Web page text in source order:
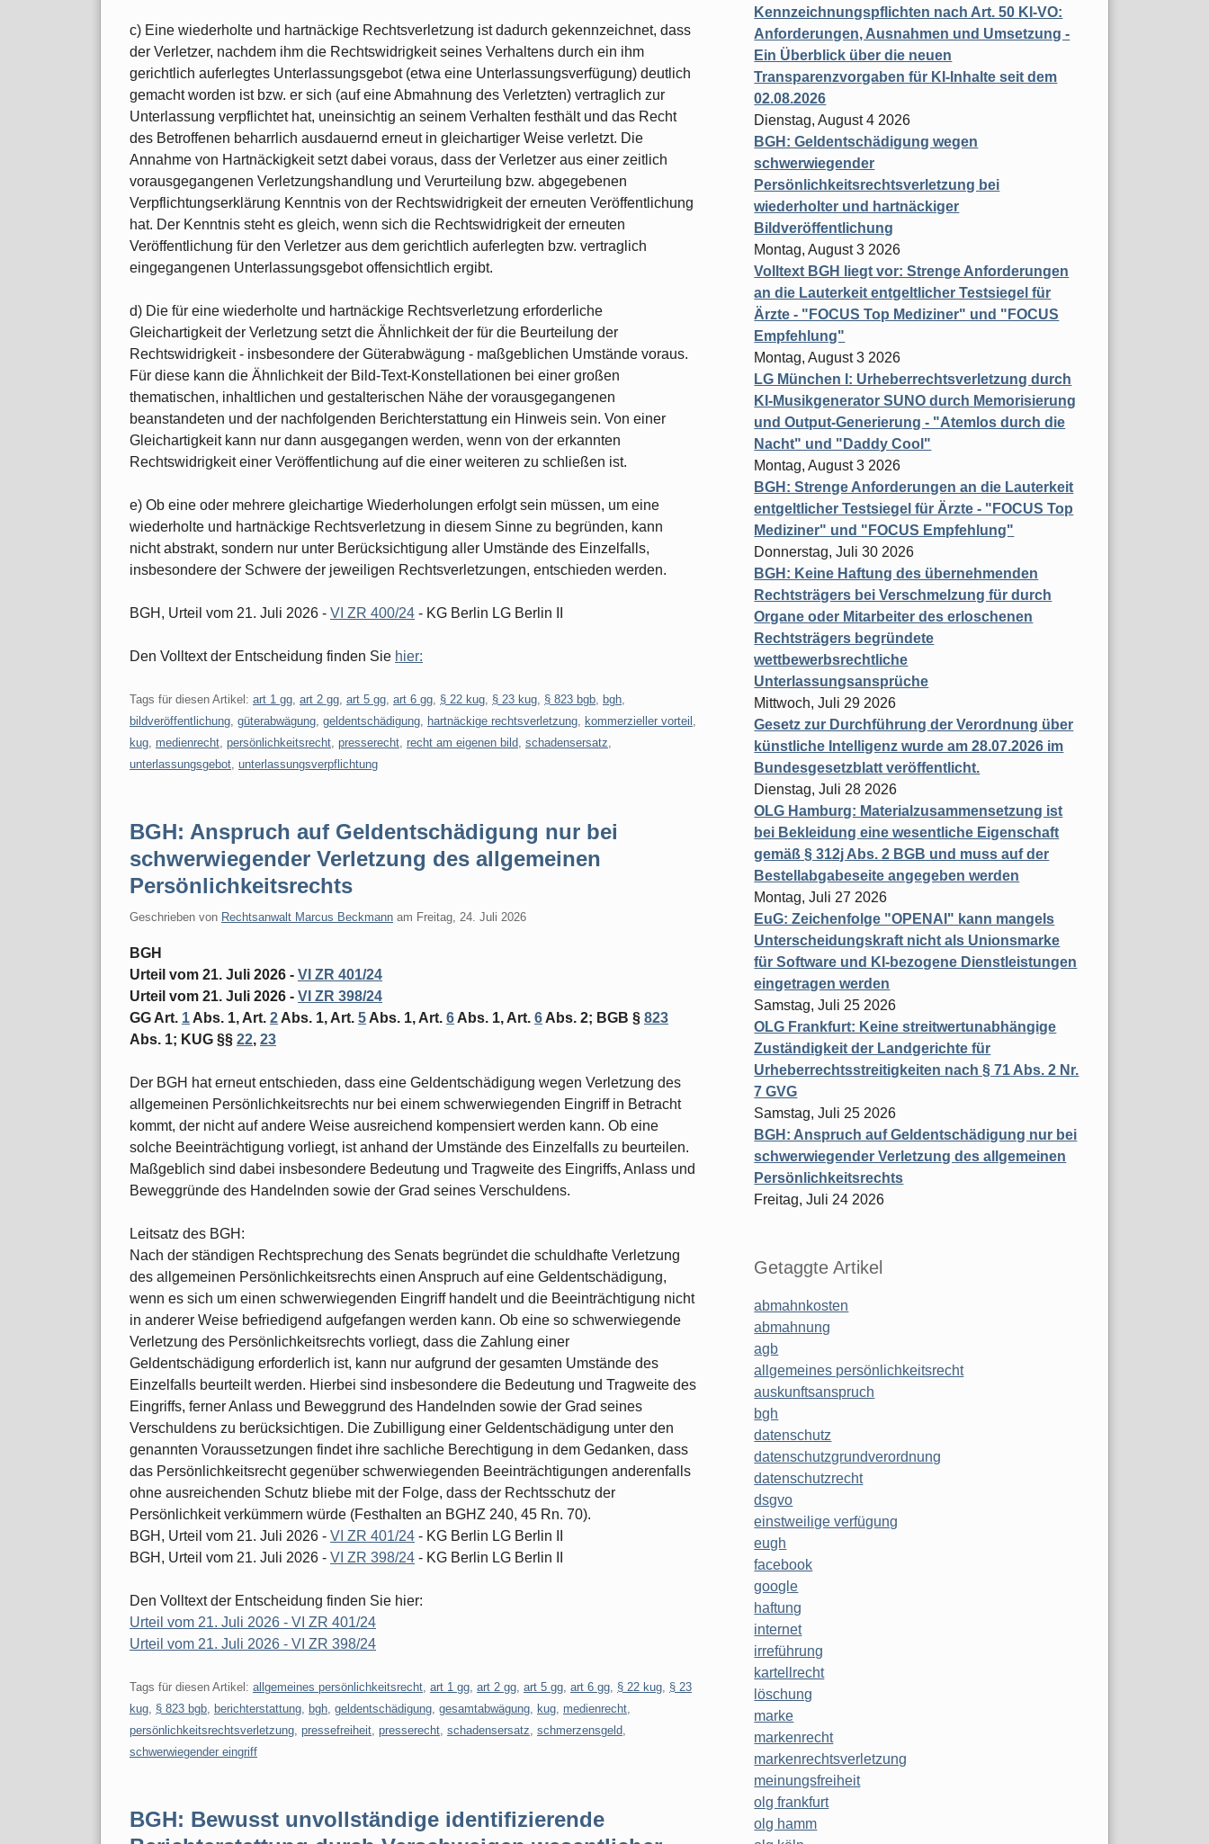
c) Eine wiederholte und hartnäckige Rechtsverletzung ist dadurch gekennzeichnet, dass
der Verletzer, nachdem ihm die Rechtswidrigkeit seines Verhaltens durch ein ihm
gerichtlich auferlegtes Unterlassungsgebot (etwa eine Unterlassungsverfügung) deutlich
gemacht worden ist bzw. er sich (auf eine Abmahnung des Verletzten) vertraglich zur
Unterlassung verpflichtet hat, uneinsichtig an seinem Verhalten festhält und das Recht
des Betroffenen beharrlich ausdauernd erneut in gleichartiger Weise verletzt. Die
Annahme von Hartnäckigkeit setzt dabei voraus, dass der Verletzer aus einer zeitlich
vorausgegangenen Verletzungshandlung und Verurteilung bzw. abgegebenen
Verpflichtungserklärung Kenntnis von der Rechtswidrigkeit der erneuten Veröffentlichung
hat. Der Kenntnis steht es gleich, wenn sich die Rechtswidrigkeit der erneuten
Veröffentlichung für den Verletzer aus dem gerichtlich auferlegten bzw. vertraglich
eingegangenen Unterlassungsgebot offensichtlich ergibt.
d) Die für eine wiederholte und hartnäckige Rechtsverletzung erforderliche
Gleichartigkeit der Verletzung setzt die Ähnlichkeit der für die Beurteilung der
Rechtswidrigkeit - insbesondere der Güterabwägung - maßgeblichen Umstände voraus.
Für diese kann die Ähnlichkeit der Bild-Text-Konstellationen bei einer großen
thematischen, inhaltlichen und gestalterischen Nähe der vorausgegangenen
beanstandeten und der nachfolgenden Berichterstattung ein Hinweis sein. Von einer
Gleichartigkeit kann nur dann ausgegangen werden, wenn von der erkannten
Rechtswidrigkeit einer Veröffentlichung auf die einer weiteren zu schließen ist.
e) Ob eine oder mehrere gleichartige Wiederholungen erfolgt sein müssen, um eine
wiederholte und hartnäckige Rechtsverletzung in diesem Sinne zu begründen, kann
nicht abstrakt, sondern nur unter Berücksichtigung aller Umstände des Einzelfalls,
insbesondere der Schwere der jeweiligen Rechtsverletzungen, entschieden werden.
BGH, Urteil vom 21. Juli 2026 - VI ZR 400/24 - KG Berlin LG Berlin II
Den Volltext der Entscheidung finden Sie hier:
Tags für diesen Artikel: art 1 gg art 2 gg art 5 gg art 6 gg § 22 kug § 23 kug § 823 bgb bgh
bildveröffentlichung güterabwägung geldentschädigung hartnäckige rechtsverletzung kommerzieller vorteil
kug medienrecht persönlichkeitsrecht presserecht recht am eigenen bild schadensersatz
unterlassungsgebot unterlassungsverpflichtung
BGH: Anspruch auf Geldentschädigung nur bei
schwerwiegender Verletzung des allgemeinen
Persönlichkeitsrechts
Geschrieben von Rechtsanwalt Marcus Beckmann am Freitag, 24. Juli 2026
BGH
Urteil vom 21. Juli 2026 - VI ZR 401/24
Urteil vom 21. Juli 2026 - VI ZR 398/24
GG Art. 1 Abs. 1, Art. 2 Abs. 1, Art. 5 Abs. 1, Art. 6 Abs. 1, Art. 6 Abs. 2; BGB § 823
Abs. 1; KUG §§ 22, 23
Der BGH hat erneut entschieden, dass eine Geldentschädigung wegen Verletzung des
allgemeinen Persönlichkeitsrechts nur bei einem schwerwiegenden Eingriff in Betracht
kommt, der nicht auf andere Weise ausreichend kompensiert werden kann. Ob eine
solche Beeinträchtigung vorliegt, ist anhand der Umstände des Einzelfalls zu beurteilen.
Maßgeblich sind dabei insbesondere Bedeutung und Tragweite des Eingriffs, Anlass und
Beweggründe des Handelnden sowie der Grad seines Verschuldens.
Leitsatz des BGH:
Nach der ständigen Rechtsprechung des Senats begründet die schuldhafte Verletzung
des allgemeinen Persönlichkeitsrechts einen Anspruch auf eine Geldentschädigung,
wenn es sich um einen schwerwiegenden Eingriff handelt und die Beeinträchtigung nicht
in anderer Weise befriedigend aufgefangen werden kann. Ob eine so schwerwiegende
Verletzung des Persönlichkeitsrechts vorliegt, dass die Zahlung einer
Geldentschädigung erforderlich ist, kann nur aufgrund der gesamten Umstände des
Einzelfalls beurteilt werden. Hierbei sind insbesondere die Bedeutung und Tragweite des
Eingriffs, ferner Anlass und Beweggrund des Handelnden sowie der Grad seines
Verschuldens zu berücksichtigen. Die Zubilligung einer Geldentschädigung unter den
genannten Voraussetzungen findet ihre sachliche Berechtigung in dem Gedanken, dass
das Persönlichkeitsrecht gegenüber schwerwiegenden Beeinträchtigungen anderenfalls
ohne ausreichenden Schutz bliebe mit der Folge, dass der Rechtsschutz der
Persönlichkeit verkümmern würde (Festhalten an BGHZ 240, 45 Rn. 70).
BGH, Urteil vom 21. Juli 2026 - VI ZR 401/24 - KG Berlin LG Berlin II
BGH, Urteil vom 21. Juli 2026 - VI ZR 398/24 - KG Berlin LG Berlin II
Den Volltext der Entscheidung finden Sie hier:
Urteil vom 21. Juli 2026 - VI ZR 401/24
Urteil vom 21. Juli 2026 - VI ZR 398/24
Tags für diesen Artikel: allgemeines persönlichkeitsrecht art 1 gg art 2 gg art 5 gg art 6 gg § 22 kug § 23
kug § 823 bgb berichterstattung bgh geldentschädigung gesamtabwägung kug medienrecht
persönlichkeitsrechtsverletzung pressefreiheit presserecht schadensersatz schmerzensgeld
schwerwiegender eingriff
BGH: Bewusst unvollständige identifizierende
Kennzeichnungspflichten nach Art. 50 KI-VO:
Anforderungen, Ausnahmen und Umsetzung -
Ein Überblick über die neuen
Transparenzvorgaben für KI-Inhalte seit dem
02.08.2026
Dienstag, August 4 2026
BGH: Geldentschädigung wegen
schwerwiegender
Persönlichkeitsrechtsverletzung bei
wiederholter und hartnäckiger
Bildveröffentlichung
Montag, August 3 2026
Volltext BGH liegt vor: Strenge Anforderungen
an die Lauterkeit entgeltlicher Testsiegel für
Ärzte - "FOCUS Top Mediziner" und "FOCUS
Empfehlung"
Montag, August 3 2026
LG München I: Urheberrechtsverletzung durch
KI-Musikgenerator SUNO durch Memorisierung
und Output-Generierung - "Atemlos durch die
Nacht" und "Daddy Cool"
Montag, August 3 2026
BGH: Strenge Anforderungen an die Lauterkeit
entgeltlicher Testsiegel für Ärzte - "FOCUS Top
Mediziner" und "FOCUS Empfehlung"
Donnerstag, Juli 30 2026
BGH: Keine Haftung des übernehmenden
Rechtsträgers bei Verschmelzung für durch
Organe oder Mitarbeiter des erloschenen
Rechtsträgers begründete
wettbewerbsrechtliche
Unterlassungsansprüche
Mittwoch, Juli 29 2026
Gesetz zur Durchführung der Verordnung über
künstliche Intelligenz wurde am 28.07.2026 im
Bundesgesetzblatt veröffentlicht.
Dienstag, Juli 28 2026
OLG Hamburg: Materialzusammensetzung ist
bei Bekleidung eine wesentliche Eigenschaft
gemäß § 312j Abs. 2 BGB und muss auf der
Bestellabgabeseite angegeben werden
Montag, Juli 27 2026
EuG: Zeichenfolge "OPENAI" kann mangels
Unterscheidungskraft nicht als Unionsmarke
für Software und KI-bezogene Dienstleistungen
eingetragen werden
Samstag, Juli 25 2026
OLG Frankfurt: Keine streitwertunabhängige
Zuständigkeit der Landgerichte für
Urheberrechtsstreitigkeiten nach § 71 Abs. 2 Nr.
7 GVG
Samstag, Juli 25 2026
BGH: Anspruch auf Geldentschädigung nur bei
schwerwiegender Verletzung des allgemeinen
Persönlichkeitsrechts
Freitag, Juli 24 2026
Getaggte Artikel
abmahnkosten
abmahnung
agb
allgemeines persönlichkeitsrecht
auskunftsanspruch
bgh
datenschutz
datenschutzgrundverordnung
datenschutzrecht
dsgvo
einstweilige verfügung
eugh
facebook
google
haftung
internet
irreführung
kartellrecht
löschung
marke
markenrecht
markenrechtsverletzung
meinungsfreiheit
olg frankfurt
olg hamm